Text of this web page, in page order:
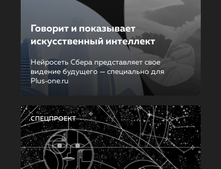
Говорит и показывает
искусственный интеллект
Нейросеть Сбера представляет свое
видение будущего — специально для
Plus‑one.ru
СПЕЦПРОЕКТ